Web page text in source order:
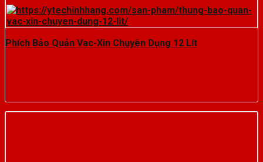
Phích Bảo Quản Vac-Xin Chuyên Dụng 12 Lít